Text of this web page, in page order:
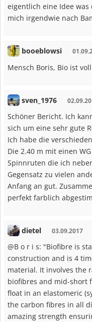
eigentlich eine Idee
mich irgendwie nach
booeblowsi
Mensch Boris, Bio ist
sven_1976
Schöner Bericht. Ich
sich um eine sehr gute
Ich habe die
Die 2.40 m mit einen
Spinnruten die ich
Gegensatz zu vielen
Anfang an gut.
perfekt farblich
dietel 03.09.2017
@B o r i s: "Biofibre is
construction and is 4
material. It involves the
biofibres and mid-short
float in an elastomeric
the carbon fibres in all
amazing strength